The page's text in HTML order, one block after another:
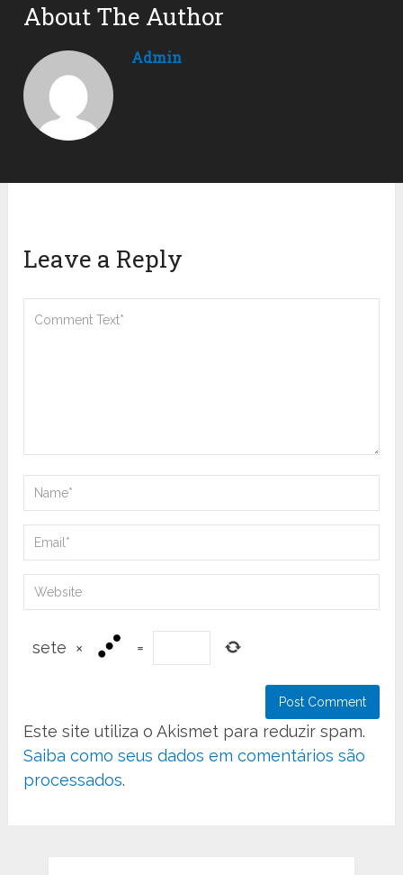
About The Author
Admin
Leave a Reply
sete × =
Este site utiliza o Akismet para reduzir spam.
Saiba como seus dados em comentários são
processados.